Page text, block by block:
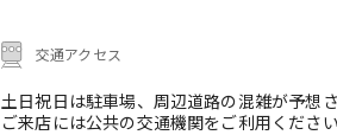
交通アクセス
土日祝日は駐車場、周辺道路の混雑が予想さ
ご来店には公共の交通機関をご利用ください